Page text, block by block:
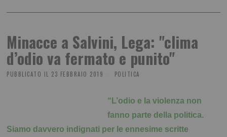
Minacce a Salvini, Lega: "clima
d’odio va fermato e punito"
PUBBLICATO IL 23 FEBBRAIO 2019 POLITICA
“L’odio e la violenza non
fanno parte della politica.
Siamo davvero indignati per le ennesime scritte